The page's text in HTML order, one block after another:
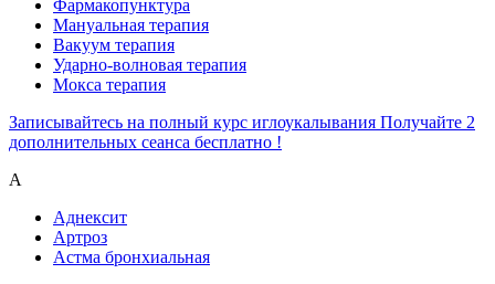
Фармакопунктура
Мануальная терапия
Вакуум терапия
Ударно-волновая терапия
Мокса терапия
Записывайтесь на полный курс иглоукалывания Получайте 2
дополнительных сеанса бесплатно !
А
Аднексит
Артроз
Астма бронхиальная